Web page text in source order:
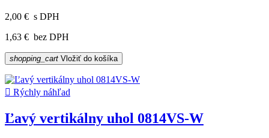
2,00 € s DPH
1,63 € bez DPH
shopping_cart Vložiť do košíka
 Rýchly náhľad
Ľavý vertikálny uhol 0814VS-W